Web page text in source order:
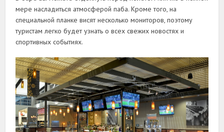
мере насладиться атмосферой паба. Кроме того, на
специальной планке висят несколько мониторов, поэтому
туристам легко будет узнать о всех свежих новостях и
спортивных событиях.